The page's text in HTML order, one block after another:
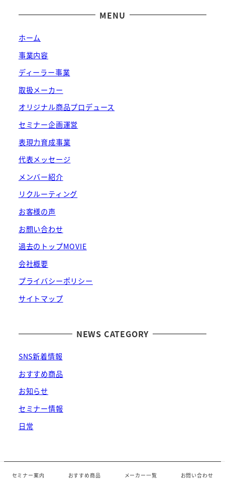
MENU
ホーム
事業内容
ディーラー事業
取扱メーカー
オリジナル商品プロデュース
セミナー企画運営
表現力育成事業
代表メッセージ
メンバー紹介
リクルーティング
お客様の声
お問い合わせ
過去のトップMOVIE
会社概要
プライバシーポリシー
サイトマップ
NEWS CATEGORY
SNS新着情報
おすすめ商品
お知らせ
セミナー情報
日常
©2020 friendship ring.
セミナー案内 おすすめ商品 メーカー一覧 お問い合わせ